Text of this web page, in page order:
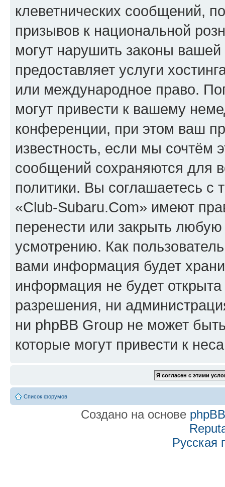
клеветнических сообщений,
призывов к национальной
могут нарушить законы
предоставляет услуги
или международное право.
могут привести к вашему
конференции, при этом ваш
известность, если мы сочтём
сообщений сохраняются для
политики. Вы соглашаетесь
«Club-Subaru.Com» имеют
перенести или закрыть
усмотрению. Как
вами информация будет
информация не будет
разрешения, ни
ни phpBB Group не может
которые могут привести к
Список форумов
Создано на основе phpBB
Русская